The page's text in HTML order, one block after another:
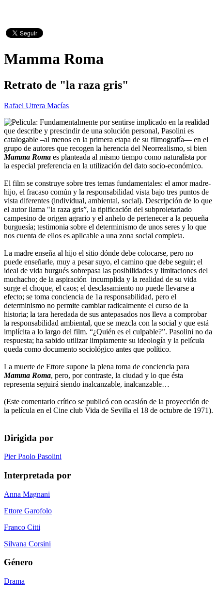
Mamma Roma
Retrato de "la raza gris"
Rafael Utrera Macías
Fundamentalmente por sentirse implicado en la realidad
que describe y prescindir de una solución personal, Pasolini es
catalogable –al menos en la primera etapa de su filmografía— en el
grupo de autores que recogen la herencia del Neorrealismo, si bien
Mamma Roma es planteada al mismo tiempo como naturalista por
la especial preferencia en la utilización del dato socio-económico.
El film se construye sobre tres temas fundamentales: el amor madre-
hijo, el fracaso común y la responsabilidad vista bajo tres puntos de
vista diferentes (individual, ambiental, social). Descripción de lo que
el autor llama "la raza gris”, la tipificación del subproletariado
campesino de origen agrario y el anhelo de pertenecer a la pequeña
burguesía; testimonia sobre el determinismo de unos seres y lo que
nos cuenta de ellos es aplicable a una zona social completa.
La madre enseña al hijo el sitio dónde debe colocarse, pero no
puede enseñarle, muy a pesar suyo, el camino que debe seguir; el
ideal de vida burgués sobrepasa las posibilidades y limitaciones del
muchacho; de la aspiración incumplida y la realidad de su vida
surge el choque, el caos; el desclasamiento no puede llevarse a
efecto; se toma conciencia de 1a responsabilidad, pero el
determinismo no permite cambiar radicalmente el curso de la
historia; la tara heredada de sus antepasados nos lleva a comprobar
la responsabilidad ambiental, que se mezcla con la social y que está
implícita a lo largo del film. “¿Quién es el culpable?”. Pasolini no da
respuesta; ha sabido utilizar limpiamente su ideología y la película
queda como documento sociológico antes que político.
La muerte de Ettore supone la plena toma de conciencia para
Mamma Roma, pero, por contraste, la ciudad y lo que ésta
representa seguirá siendo inalcanzable, inalcanzable…
(Este comentario crítico se publicó con ocasión de la proyección de
la película en el Cine club Vida de Sevilla el 18 de octubre de 1971).
Dirigida por
Pier Paolo Pasolini
Interpretada por
Anna Magnani
Ettore Garofolo
Franco Citti
Silvana Corsini
Género
Drama